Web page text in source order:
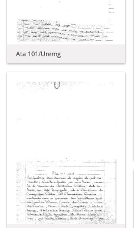
Ata 101/Uremg